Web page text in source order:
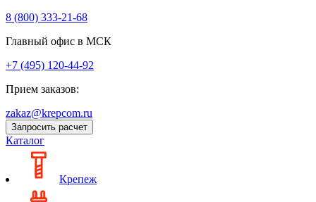
8 (800) 333‑21-68
Главный офис в МСК
+7 (495) 120-44-92
Прием заказов:
zakaz@krepcom.ru
Запросить расчет
Каталог
Крепеж